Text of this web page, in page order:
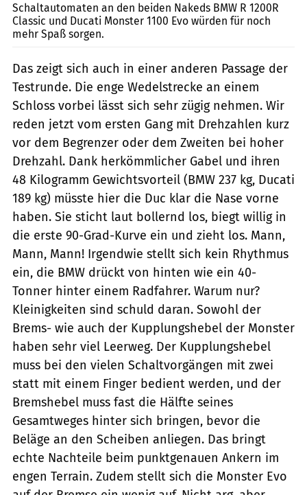
Schaltautomaten an den beiden Nakeds BMW R 1200R
Classic und Ducati Monster 1100 Evo würden für noch
mehr Spaß sorgen.
Das zeigt sich auch in einer anderen Passage der
Testrunde. Die enge Wedelstrecke an einem
Schloss vorbei lässt sich sehr zügig nehmen. Wir
reden jetzt vom ersten Gang mit Drehzahlen kurz
vor dem Begrenzer oder dem Zweiten bei hoher
Drehzahl. Dank herkömmlicher Gabel und ihren
48 Kilogramm Gewichtsvorteil (BMW 237 kg, Ducati
189 kg) müsste hier die Duc klar die Nase vorne
haben. Sie sticht laut bollernd los, biegt willig in
die erste 90-Grad-Kurve ein und zieht los. Mann,
Mann, Mann! Irgendwie stellt sich kein Rhythmus
ein, die BMW drückt von hinten wie ein 40-
Tonner hinter einem Radfahrer. Warum nur?
Kleinigkeiten sind schuld daran. Sowohl der
Brems- wie auch der Kupplungshebel der Monster
haben sehr viel Leerweg. Der Kupplungshebel
muss bei den vielen Schaltvorgängen mit zwei
statt mit einem Finger bedient werden, und der
Bremshebel muss fast die Hälfte seines
Gesamtweges hinter sich bringen, bevor die
Beläge an den Scheiben anliegen. Das bringt
echte Nachteile beim punktgenauen Ankern im
engen Terrain. Zudem stellt sich die Monster Evo